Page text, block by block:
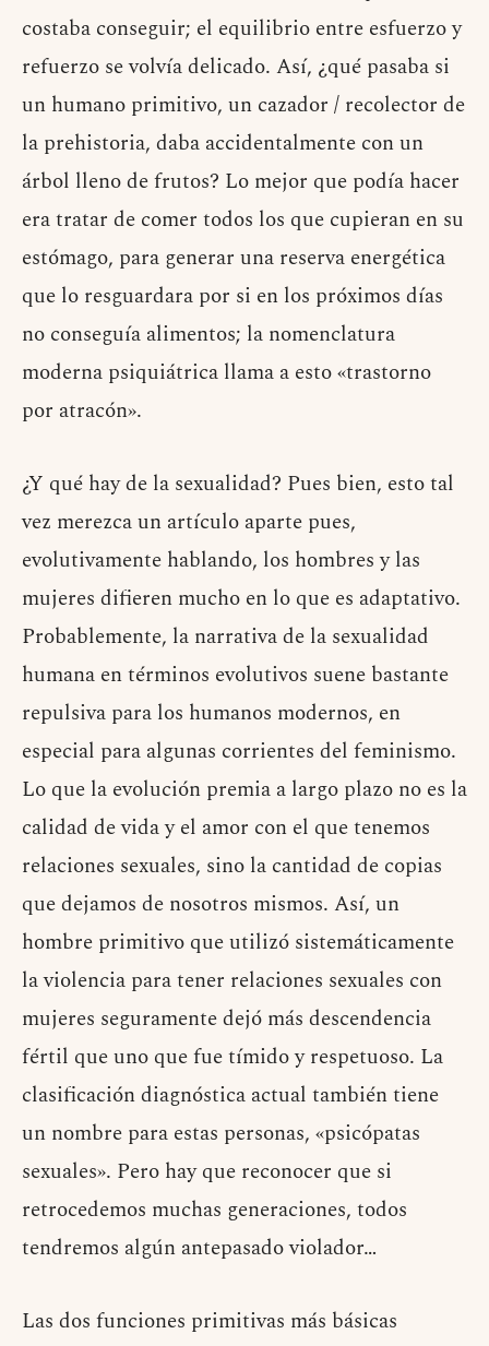
costaba conseguir; el equilibrio entre esfuerzo y
refuerzo se volvía delicado. Así, ¿qué pasaba si
un humano primitivo, un cazador / recolector de
la prehistoria, daba accidentalmente con un
árbol lleno de frutos? Lo mejor que podía hacer
era tratar de comer todos los que cupieran en su
estómago, para generar una reserva energética
que lo resguardara por si en los próximos días
no conseguía alimentos; la nomenclatura
moderna psiquiátrica llama a esto «trastorno
por atracón».
¿Y qué hay de la sexualidad? Pues bien, esto tal
vez merezca un artículo aparte pues,
evolutivamente hablando, los hombres y las
mujeres difieren mucho en lo que es adaptativo.
Probablemente, la narrativa de la sexualidad
humana en términos evolutivos suene bastante
repulsiva para los humanos modernos, en
especial para algunas corrientes del feminismo.
Lo que la evolución premia a largo plazo no es la
calidad de vida y el amor con el que tenemos
relaciones sexuales, sino la cantidad de copias
que dejamos de nosotros mismos. Así, un
hombre primitivo que utilizó sistemáticamente
la violencia para tener relaciones sexuales con
mujeres seguramente dejó más descendencia
fértil que uno que fue tímido y respetuoso. La
clasificación diagnóstica actual también tiene
un nombre para estas personas, «psicópatas
sexuales». Pero hay que reconocer que si
retrocedemos muchas generaciones, todos
tendremos algún antepasado violador…
Las dos funciones primitivas más básicas